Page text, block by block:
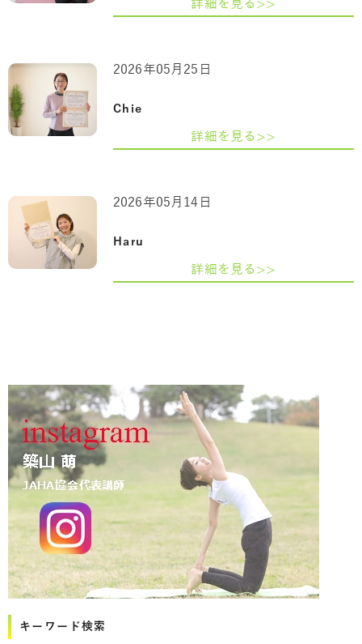
詳細を見る>>
Chie
2026年05月25日
詳細を見る>>
Haru
2026年05月14日
詳細を見る>>
キーワード検索